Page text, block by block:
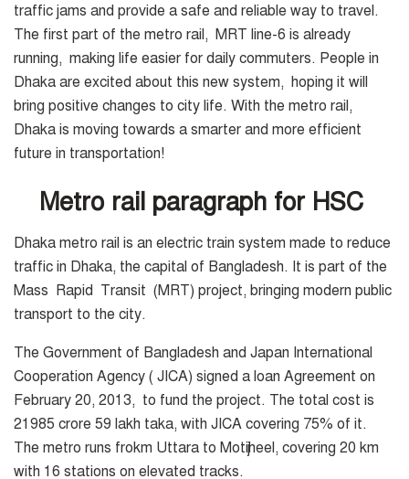
traffic jams and provide a safe and reliable way to travel.
The first part of the metro rail, MRT line-6 is already
running, making life easier for daily commuters. People in
Dhaka are excited about this new system, hoping it will
bring positive changes to city life. With the metro rail,
Dhaka is moving towards a smarter and more efficient
future in transportation!
Metro rail paragraph for HSC
Dhaka metro rail is an electric train system made to reduce
traffic in Dhaka, the capital of Bangladesh. It is part of the
Mass Rapid Transit (MRT) project, bringing modern public
transport to the city.
The Government of Bangladesh and Japan International
Cooperation Agency ( JICA) signed a loan Agreement on
February 20, 2013, to fund the project. The total cost is
21985 crore 59 lakh taka, with JICA covering 75% of it.
The metro runs frokm Uttara to Motijheel, covering 20 km
with 16 stations on elevated tracks.